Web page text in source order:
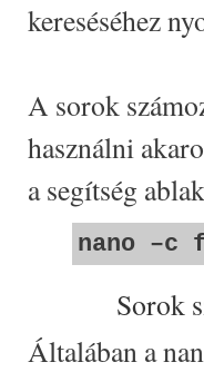
kereséséhez
A sorok
használni
a segítség
nano –c
Sorok
Általában a